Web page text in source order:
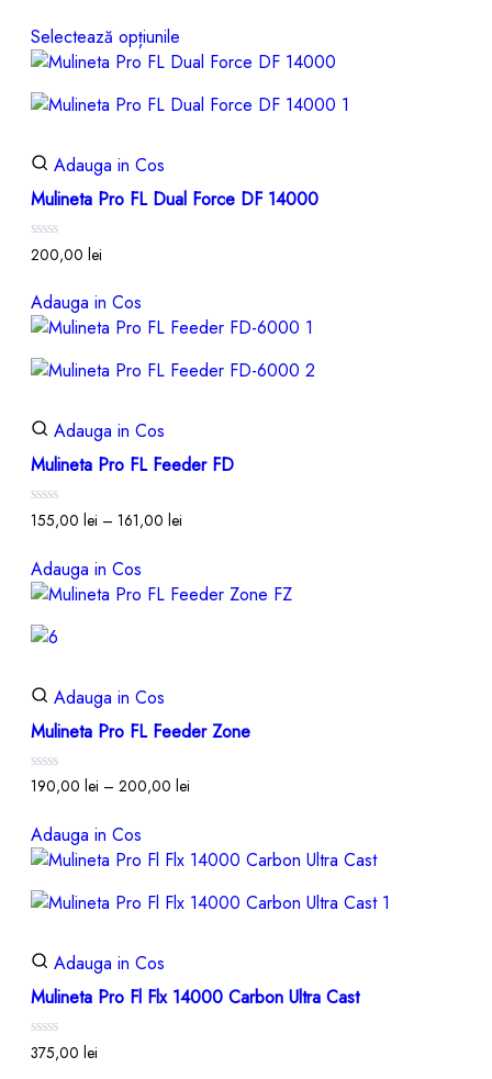
din
5
Selectează opțiunile
Adauga in Cos
Mulineta Pro FL Dual Force DF 14000
Evaluat
la
din
5
200,00 lei
Adauga in Cos
Adauga in Cos
Mulineta Pro FL Feeder FD
Evaluat
la
din
5
155,00 lei – 161,00 lei
Adauga in Cos
Adauga in Cos
Mulineta Pro FL Feeder Zone
Evaluat
la
din
5
190,00 lei – 200,00 lei
Adauga in Cos
Adauga in Cos
Mulineta Pro Fl Flx 14000 Carbon Ultra Cast
Evaluat
la
375,00 lei